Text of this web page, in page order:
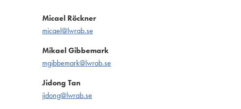
Micael Röckner
micael@lwrab.se
Mikael Gibbemark
mgibbemark@lwrab.se
Jidong Tan
jidong@lwrab.se